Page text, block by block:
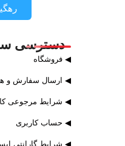
دسترسی
◀ فروشگاه
◀ ارسال سفارش و
◀ شرایط مرجوعی
◀ حساب کاربری
◀ شرایط گارانتی